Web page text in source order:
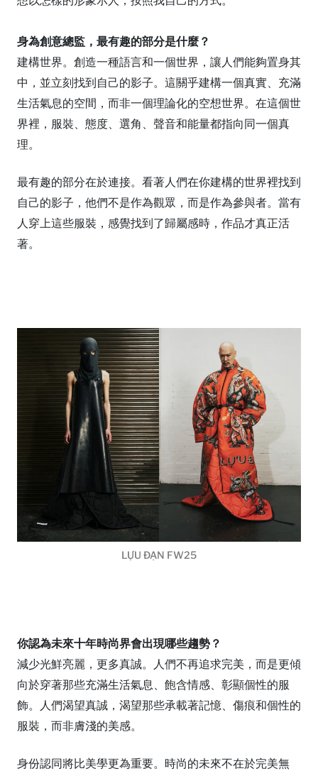
身為創意總監，最有趣的部分是什麼？
建構世界。創造一種語言和一個世界，讓人們能夠置身其
中，並立刻找到自己的影子。這關乎建構一個真實、充滿
生活氣息的空間，而非一個理論化的空想世界。在這個世
界裡，服裝、態度、選角、聲音和能量都指向同一個真
理。
最有趣的部分在於連接。看著人們在你建構的世界裡找到
自己的影子，他們不是作為觀眾，而是作為參與者。當有
人穿上這些服裝，感覺找到了歸屬感時，作品才真正活
著。
LỰU ĐẠN FW25
你認為未來十年時尚界會出現哪些趨勢？
減少光鮮亮麗，更多真誠。人們不再追求完美，而是更傾
向於穿著那些充滿生活氣息、飽含情感、彰顯個性的服
飾。人們渴望真誠，渴望那些承載著記憶、傷痕和個性的
服裝，而非膚淺的美感。
身份認同將比美學更為重要。時尚的未來不在於完美無